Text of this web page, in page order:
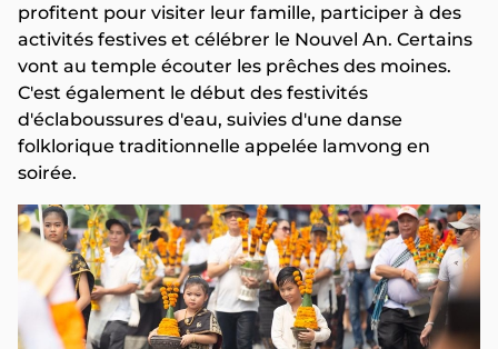
profitent pour visiter leur famille, participer à des
activités festives et célébrer le Nouvel An. Certains
vont au temple écouter les prêches des moines.
C'est également le début des festivités
d'éclaboussures d'eau, suivies d'une danse
folklorique traditionnelle appelée lamvong en
soirée.